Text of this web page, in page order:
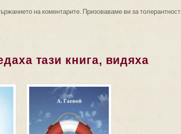
на коментарите. Призоваваме ви за толерантност
тази книга, видяха